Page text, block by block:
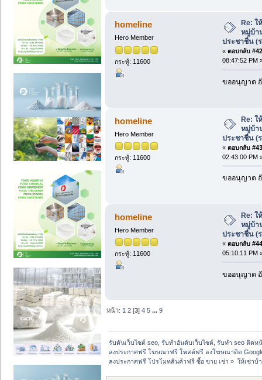
homeline
Hero Member
กระทู้: 11600
Re: ใ
หมู่บ้า
ประชาชื่น (
« ตอบกลับ
08:47:52 PM
ขออนุญาต
homeline
Hero Member
กระทู้: 11600
Re: ใ
หมู่บ้า
ประชาชื่น (
« ตอบกลับ
02:43:00 PM
ขออนุญาต
homeline
Hero Member
กระทู้: 11600
Re: ใ
หมู่บ้า
ประชาชื่น (
« ตอบกลับ
05:10:11 PM
ขออนุญาต
หน้า: 1 2 [3]4 5 ...9
รับดันเว็บไซต์ seo, รับทำอันดับเว็บไซต์, รับทำ seo ติดห
ลงประกาศฟรี โฆษณาฟรี โพสต์ฟรี ลงโฆษณาติด
ลงประกาศฟรี โปรโมทสินค้าฟรี ซื้อ ขาย เช่า » ให้เช่าบ้